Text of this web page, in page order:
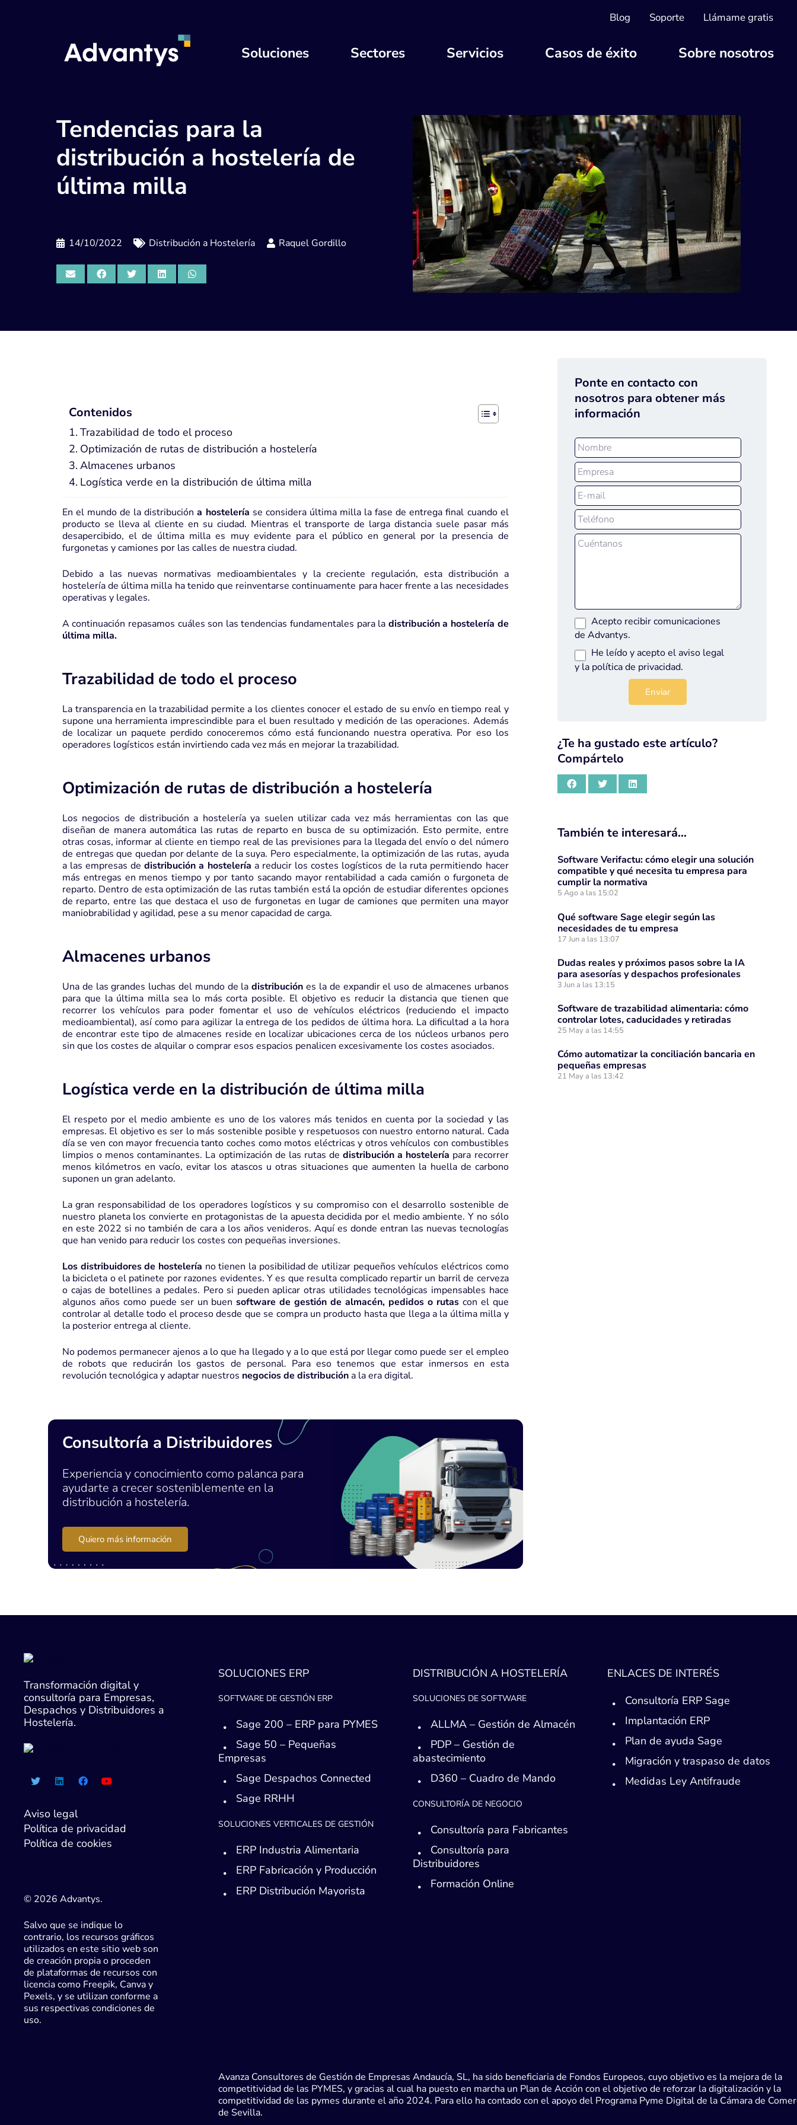
Blog Soporte Llámame gratis
Soluciones Sectores Servicios Casos de éxito Sobre nosotros
Tendencias para la
distribución a hostelería de
última milla
14/10/2022 Distribución a Hostelería Raquel Gordillo
Contenidos
Trazabilidad de todo el proceso
Optimización de rutas de distribución a hostelería
Almacenes urbanos
Logística verde en la distribución de última milla
En el mundo de la distribucióna hostelería se considera última milla la fase de entrega final cuando el
producto se lleva al cliente en su ciudad. Mientras el transporte de larga distancia suele pasar más
desapercibido, el de última milla es muy evidente para el público en general por la presencia de
furgonetas y camiones por las calles de nuestra ciudad.
Debido a las nuevas normativas medioambientales y la creciente regulación, esta distribución a
hostelería de última milla ha tenido que reinventarse continuamente para hacer frente a las necesidades
operativas y legales.
A continuación repasamos cuáles son las tendencias fundamentales para la distribución a hostelería de
última milla.
Trazabilidad de todo el proceso
La transparencia en la trazabilidad permite a los clientes conocer el estado de su envío en tiempo real y
supone una herramienta imprescindible para el buen resultado y medición de las operaciones. Además
de localizar un paquete perdido conoceremos cómo está funcionando nuestra operativa. Por eso los
operadores logísticos están invirtiendo cada vez más en mejorar la trazabilidad.
Optimización de rutas de distribución a hostelería
Los negocios de distribución a hostelería ya suelen utilizar cada vez más herramientas con las que
diseñan de manera automática las rutas de reparto en busca de su optimización. Esto permite, entre
otras cosas, informar al cliente en tiempo real de las previsiones para la llegada del envío o del número
de entregas que quedan por delante de la suya. Pero especialmente, la optimización de las rutas, ayuda
a las empresas dedistribución a hostelería a reducir los costes logísticos de la ruta permitiendo hacer
más entregas en menos tiempo y por tanto sacando mayor rentabilidad a cada camión o furgoneta de
reparto. Dentro de esta optimización de las rutas también está la opción de estudiar diferentes opciones
de reparto, entre las que destaca el uso de furgonetas en lugar de camiones que permiten una mayor
maniobrabilidad y agilidad, pese a su menor capacidad de carga.
Almacenes urbanos
Una de las grandes luchas del mundo de ladistribución es la de expandir el uso de almacenes urbanos
para que la última milla sea lo más corta posible. El objetivo es reducir la distancia que tienen que
recorrer los vehículos para poder fomentar el uso de vehículos eléctricos (reduciendo el impacto
medioambiental), así como para agilizar la entrega de los pedidos de última hora. La dificultad a la hora
de encontrar este tipo de almacenes reside en localizar ubicaciones cerca de los núcleos urbanos pero
sin que los costes de alquilar o comprar esos espacios penalicen excesivamente los costes asociados.
Logística verde en la distribución de última milla
El respeto por el medio ambiente es uno de los valores más tenidos en cuenta por la sociedad y las
empresas. El objetivo es ser lo más sostenible posible y respetuosos con nuestro entorno natural. Cada
día se ven con mayor frecuencia tanto coches como motos eléctricas y otros vehículos con combustibles
limpios o menos contaminantes. La optimización de las rutas dedistribución a hostelería para recorrer
menos kilómetros en vacío, evitar los atascos u otras situaciones que aumenten la huella de carbono
suponen un gran adelanto.
La gran responsabilidad de los operadores logísticos y su compromiso con el desarrollo sostenible de
nuestro planeta los convierte en protagonistas de la apuesta decidida por el medio ambiente. Y no sólo
en este 2022 si no también de cara a los años venideros. Aquí es donde entran las nuevas tecnologías
que han venido para reducir los costes con pequeñas inversiones.
Los distribuidores de hostelería no tienen la posibilidad de utilizar pequeños vehículos eléctricos como
la bicicleta o el patinete por razones evidentes. Y es que resulta complicado repartir un barril de cerveza
o cajas de botellines a pedales. Pero si pueden aplicar otras utilidades tecnológicas impensables hace
algunos años como puede ser un buensoftware de gestión de almacén, pedidos o rutas con el que
controlar al detalle todo el proceso desde que se compra un producto hasta que llega a la última milla y
la posterior entrega al cliente.
No podemos permanecer ajenos a lo que ha llegado y a lo que está por llegar como puede ser el empleo
de robots que reducirán los gastos de personal. Para eso tenemos que estar inmersos en esta
revolución tecnológica y adaptar nuestros negocios de distribucióna la era digital.
Consultoría a Distribuidores
Experiencia y conocimiento como palanca para
ayudarte a crecer sosteniblemente en la
distribución a hostelería.
Quiero más información
Ponte en contacto con
nosotros para obtener más
información
Acepto recibir comunicaciones
de Advantys.
He leído y acepto el aviso legal
y la política de privacidad.
¿Te ha gustado este artículo?
Compártelo
También te interesará…
Software Verifactu: cómo elegir una solución
compatible y qué necesita tu empresa para
cumplir la normativa
5 Ago a las 15:02
Qué software Sage elegir según las
necesidades de tu empresa
17 Jun a las 13:07
Dudas reales y próximos pasos sobre la IA
para asesorías y despachos profesionales
3 Jun a las 13:15
Software de trazabilidad alimentaria: cómo
controlar lotes, caducidades y retiradas
25 May a las 14:55
Cómo automatizar la conciliación bancaria en
pequeñas empresas
21 May a las 13:42
Transformación digital y
consultoría para Empresas,
Despachos y Distribuidores a
Hostelería.
Aviso legal
Política de privacidad
Política de cookies
© 2026 Advantys.
Salvo que se indique lo
contrario, los recursos gráficos
utilizados en este sitio web son
de creación propia o proceden
de plataformas de recursos con
licencia como Freepik, Canva y
Pexels, y se utilizan conforme a
sus respectivas condiciones de
uso.
SOLUCIONES ERP
SOFTWARE DE GESTIÓN ERP
Sage 200 – ERP para PYMES
Sage 50 – Pequeñas
Empresas
Sage Despachos Connected
Sage RRHH
SOLUCIONES VERTICALES DE GESTIÓN
ERP Industria Alimentaria
ERP Fabricación y Producción
ERP Distribución Mayorista
Avanza Consultores de Gestión de Empresas Andaucía, SL, ha sido beneficiaria de Fondos Europeos, cuyo objetivo es la mejora de la
competitividad de las PYMES, y gracias al cual ha puesto en marcha un Plan de Acción con el objetivo de reforzar la digitalización y la
competitividad de las pymes durante el año 2024. Para ello ha contado con el apoyo del Programa Pyme Digital de la Cámara de
de Sevilla.
DISTRIBUCIÓN A HOSTELERÍA
SOLUCIONES DE SOFTWARE
ALLMA – Gestión de Almacén
PDP – Gestión de
abastecimiento
D360 – Cuadro de Mando
CONSULTORÍA DE NEGOCIO
Consultoría para Fabricantes
Consultoría para
Distribuidores
Formación Online
ENLACES DE INTERÉS
Consultoría ERP Sage
Implantación ERP
Plan de ayuda Sage
Migración y traspaso de datos
Medidas Ley Antifraude